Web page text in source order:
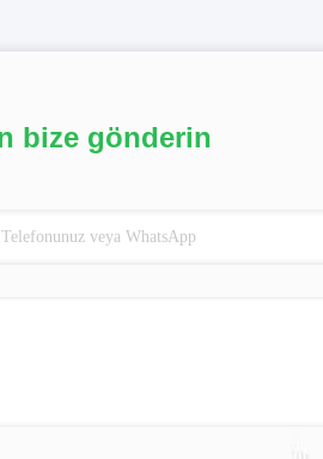
bize gönderin